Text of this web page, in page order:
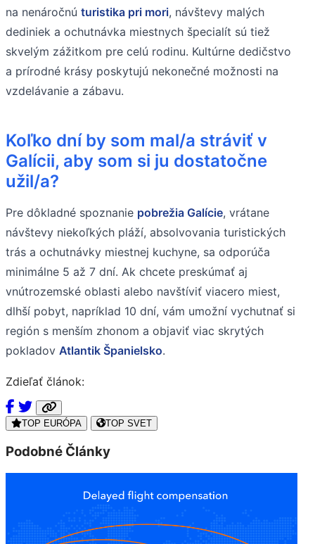
na nenáročnú turistika pri mori, návštevy malých
dediniek a ochutnávka miestnych špecialít sú tiež
skvelým zážitkom pre celú rodinu. Kultúrne dedičstvo
a prírodné krásy poskytujú nekonečné možnosti na
vzdelávanie a zábavu.
Koľko dní by som mal/a stráviť v
Galícii, aby som si ju dostatočne
užil/a?
Pre dôkladné spoznanie pobrežia Galície, vrátane
návštevy niekoľkých pláží, absolvovania turistických
trás a ochutnávky miestnej kuchyne, sa odporúča
minimálne 5 až 7 dní. Ak chcete preskúmať aj
vnútrozemské oblasti alebo navštíviť viacero miest,
dlhší pobyt, napríklad 10 dní, vám umožní vychutnať si
región s menším zhonom a objaviť viac skrytých
pokladov Atlantik Španielsko.
Zdieľať článok:
TOP EURÓPA TOP SVET
Podobné Články